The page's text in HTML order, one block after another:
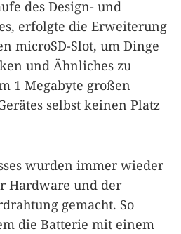
des Design- und
erfolgte die Erweiterung
microSD-Slot, um Dinge
und Ähnliches zu
1 Megabyte großen
selbst keinen Platz
wurden immer wieder
Hardware und der
gemacht. So
die Batterie mit einem